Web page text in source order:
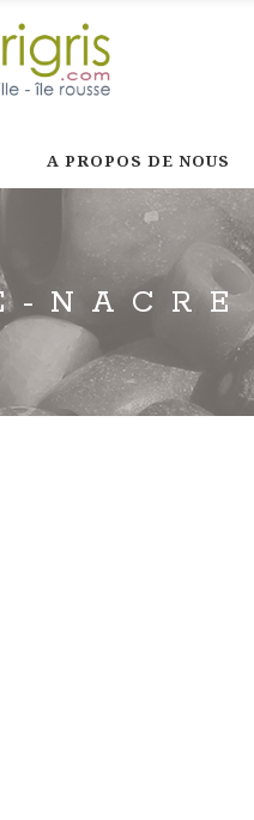
A PROPOS DE NOUS
NACRE